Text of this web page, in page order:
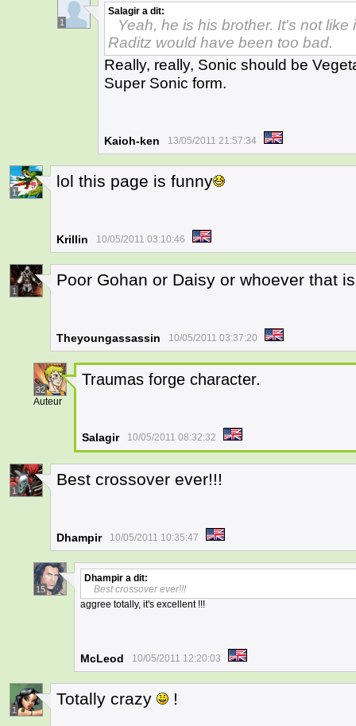
1
Salagir a dit:
Yeah, he is his brother. It's not
Raditz would have been too bad.
Really, really, Sonic should be
Super Sonic form.
Kaioh-ken 13/05/2011 21:57:34
1
lol this page is funny
Krillin 10/05/2011 03:10:46
1
Poor Gohan or Daisy or whoever that
Theyoungassassin 10/05/2011 03:37:20
32
Auteur
Traumas forge character.
Salagir 10/05/2011 08:32:32
1
Best crossover ever!!!
Dhampir 10/05/2011 10:35:47
15
Dhampir a dit:
Best crossover ever!!!
aggree totally, it's excellent !!!
McLeod 10/05/2011 12:20:03
1
Totally crazy !